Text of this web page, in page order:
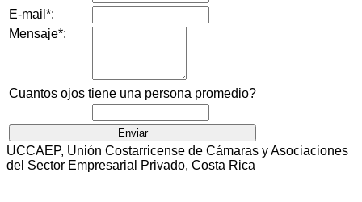
E-mail*:
Mensaje*:
Cuantos ojos tiene una persona promedio?
UCCAEP, Unión Costarricense de Cámaras y Asociaciones
del Sector Empresarial Privado, Costa Rica